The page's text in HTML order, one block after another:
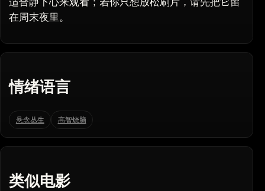
在周末夜里。
情绪语言
悬念丛生 高智烧脑
类似电影